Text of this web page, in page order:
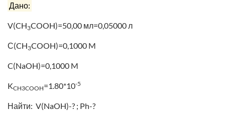
Дано:
V(CH3COOH)=50,00 мл=0,05000 л
С(CH3COOH)=0,1000 M
C(NaOH)=0,1000 M
KCH3COOH=1.80*10-5
Найти: V(NaOH)-? ; Ph-?